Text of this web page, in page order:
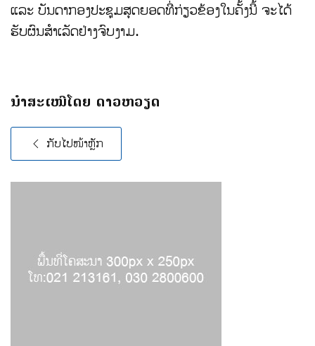
ແລະ ບັນດາກອງປະຊຸມສຸດຍອດທີ່ກ່ຽວຂ້ອງໃນຄັ້ງນີ້ ຈະໄດ້
ຮັບຜົນສຳເລັດຢ່າງຈົບງາມ.
ນໍາສະເໜີໂດຍ ດາວຫວຽດ
ກັບໄປໜ້າຫຼັກ